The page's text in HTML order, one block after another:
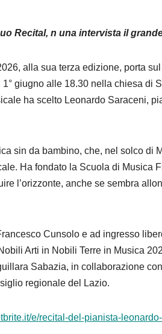
Recital, n una intervista il
alla sua terza edizione, porta
giugno alle 18.30 nella chiesa di
ha scelto Leonardo Saraceni,
sin da bambino, che, nel solco di
Ha fondato la Scuola di Musica
l’orizzonte, anche se sembra
Cunsolo e ad ingresso
Arti in Nobili Terre in Musica
Sabazia, in collaborazione
regionale del Lazio.
e/recital-del-pianista-